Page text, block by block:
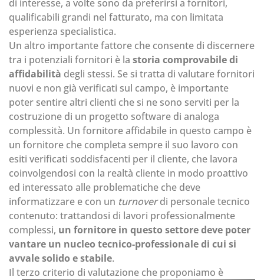
di interesse, a volte sono da preferirsi a fornitori,
qualificabili grandi nel fatturato, ma con limitata
esperienza specialistica.
Un altro importante fattore che consente di discernere
tra i potenziali fornitori è la storia comprovabile di
affidabilità degli stessi. Se si tratta di valutare fornitori
nuovi e non già verificati sul campo, è importante
poter sentire altri clienti che si ne sono serviti per la
costruzione di un progetto software di analoga
complessità. Un fornitore affidabile in questo campo è
un fornitore che completa sempre il suo lavoro con
esiti verificati soddisfacenti per il cliente, che lavora
coinvolgendosi con la realtà cliente in modo proattivo
ed interessato alle problematiche che deve
informatizzare e con un turnoverdi personale tecnico
contenuto: trattandosi di lavori professionalmente
complessi, un fornitore in questo settore deve poter
vantare un nucleo tecnico-professionale di cui si
avvale solido e stabile.
Il terzo criterio di valutazione che proponiamo è